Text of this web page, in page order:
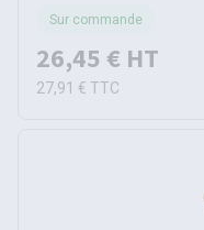
Sur commande
26,45 € HT
27,91 € TTC